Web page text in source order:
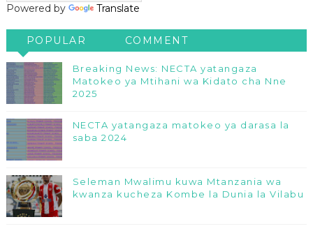
Powered by Translate
POPULAR COMMENT
Breaking News: NECTA yatangaza
Matokeo ya Mtihani wa Kidato cha Nne
2025
NECTA yatangaza matokeo ya darasa la
saba 2024
Seleman Mwalimu kuwa Mtanzania wa
kwanza kucheza Kombe la Dunia la Vilabu